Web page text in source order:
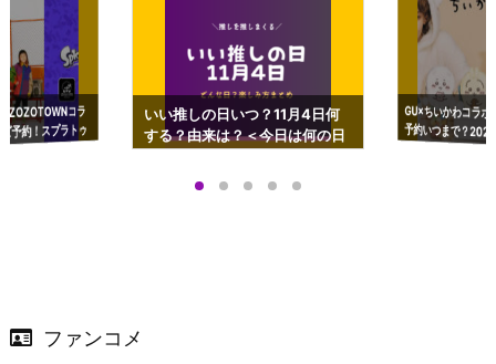
コラ
予約！スプラトゥ
ップも渋谷Hz
いい推しの日いつ？11月4日何
する？由来は？＜今日は何の日
＞
GU×ちいかわコラ
予約いつまで？
ーチやショルダー
ファンコメ